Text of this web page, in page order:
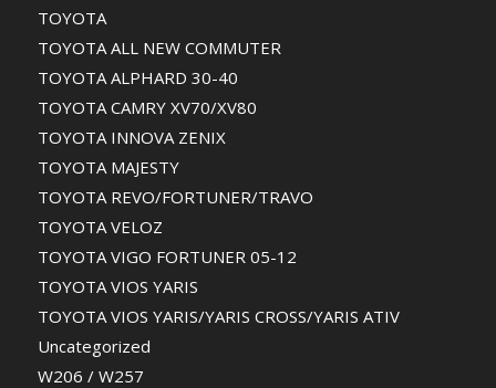
TOYOTA
TOYOTA ALL NEW COMMUTER
TOYOTA ALPHARD 30-40
TOYOTA CAMRY XV70/XV80
TOYOTA INNOVA ZENIX
TOYOTA MAJESTY
TOYOTA REVO/FORTUNER/TRAVO
TOYOTA VELOZ
TOYOTA VIGO FORTUNER 05-12
TOYOTA VIOS YARIS
TOYOTA VIOS YARIS/YARIS CROSS/YARIS ATIV
Uncategorized
W206 / W257